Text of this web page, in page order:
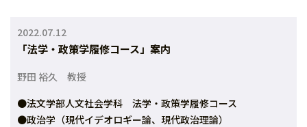
2022.07.12
「法学・政策学履修コース」案内
野田 裕久 教授
●法文学部人文社会学科 法学・政策学履修コース
●政治学（現代イデオロギー論、現代政治理論）